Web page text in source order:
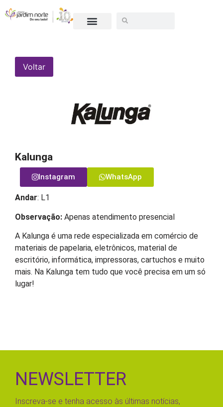
Voltar
Kalunga
Instagram WhatsApp
Andar: L1
Observação: Apenas atendimento presencial
A Kalunga é uma rede especializada em comércio de
materiais de papelaria, eletrônicos, material de
escritório, informática, impressoras, cartuchos e muito
mais. Na Kalunga tem tudo que você precisa em um só
lugar!
NEWSLETTER
Inscreva-se e tenha acesso às últimas notícias,